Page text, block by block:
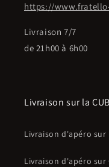
https://
Livraison 7/7
de 21h00 à 6h00
Livraison sur la CUB
Livraison d'apéro sur
Livraison d'apéro sur